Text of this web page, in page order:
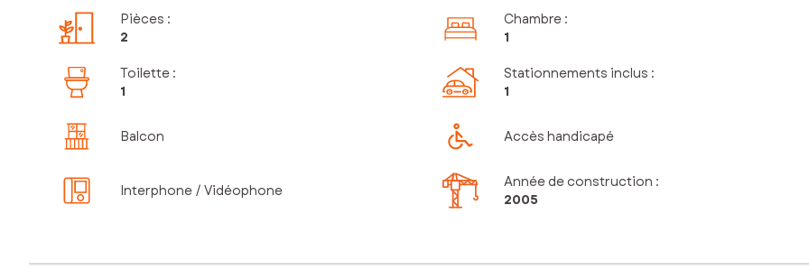
Pièces :
2
Chambre:
1
Toilette :
1
Stationnements inclus :
1
Balcon Accès handicapé
Interphone / Vidéophone
Année de construction :
2005